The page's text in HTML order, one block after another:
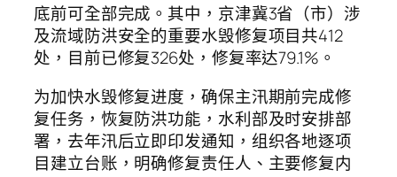
底前可全部完成。其中，京津冀3省（市）涉
及流域防洪安全的重要水毁修复项目共412
处，目前已修复326处，修复率达79.1%。
为加快水毁修复进度，确保主汛期前完成修
复任务，恢复防洪功能，水利部及时安排部
署，去年汛后立即印发通知，组织各地逐项
目建立台账，明确修复责任人、主要修复内